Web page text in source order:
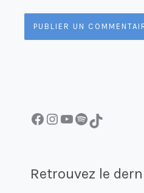
Facebook InstagramYouTube Spotify TikTok
Retrouvez le